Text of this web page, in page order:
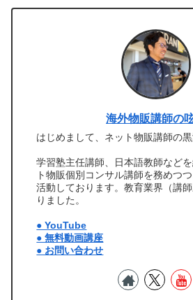
海外物販講師の
はじめまして、ネット物販講師の黒
学習塾主任講師、日本語教師など
ト物販個別コンサル講師を務めつ
活動しております。教育業界（講
りました。
● YouTube
● 無料動画講座
● お問い合わせ